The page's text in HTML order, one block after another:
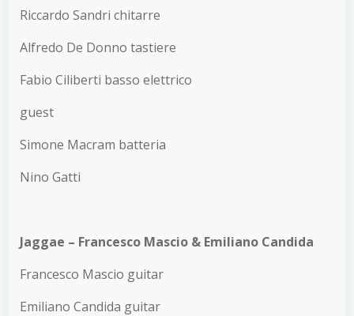
Riccardo Sandri chitarre
Alfredo De Donno tastiere
Fabio Ciliberti basso elettrico
guest
Simone Macram batteria
Nino Gatti
Jaggae – Francesco Mascio & Emiliano Candida
Francesco Mascio guitar
Emiliano Candida guitar